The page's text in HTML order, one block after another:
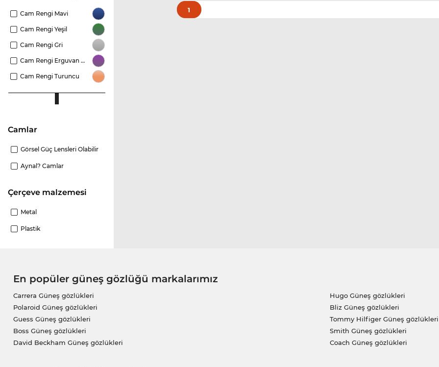
Cam Rengi Mavi
Cam Rengi Yeşil
Cam Rengi Gri
Cam Rengi Erguvan Rengi
Cam Rengi Turuncu
camlar
Görsel Güç Lensleri Olabilir
Aynal? Camlar
Çerçeve malzemesi
Metal
Plastik
1
En popüler güneş gözlüğü markalarımız
Carrera Güneş gözlükleri
Polaroid Güneş gözlükleri
Guess Güneş gözlükleri
Boss Güneş gözlükleri
David Beckham Güneş gözlükleri
Hugo Güneş gözlükleri
Bliz Güneş gözlükleri
Tommy Hilfiger Güneş gözlükleri
Smith Güneş gözlükleri
Coach Güneş gözlükleri